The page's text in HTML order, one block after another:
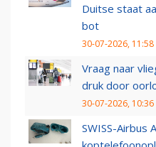
Duitse staat
bot
30-07-2026, 11:58
Vraag naar
druk door
30-07-2026, 10:36
SWISS-Airbus